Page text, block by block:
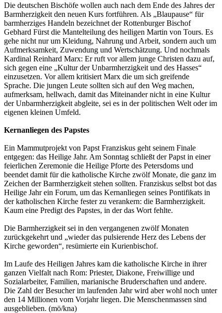
Die deutschen Bischöfe wollen auch nach dem Ende des Jahres der
Barmherzigkeit den neuen Kurs fortführen. Als „Blaupause“ für
barmherziges Handeln bezeichnet der Rottenburger Bischof
Gebhard Fürst die Mantelteilung des heiligen Martin von Tours. Es
gehe nicht nur um Kleidung, Nahrung und Arbeit, sondern auch um
Aufmerksamkeit, Zuwendung und Wertschätzung. Und nochmals
Kardinal Reinhard Marx: Er ruft vor allem junge Christen dazu auf,
sich gegen eine „Kultur der Unbarmherzigkeit und des Hasses“
einzusetzen. Vor allem kritisiert Marx die um sich greifende
Sprache. Die jungen Leute sollten sich auf den Weg machen,
aufmerksam, hellwach, damit das Miteinander nicht in eine Kultur
der Unbarmherzigkeit abgleite, sei es in der politischen Welt oder im
eigenen kleinen Umfeld.
Kernanliegen des Papstes
Ein Mammutprojekt von Papst Franziskus geht seinem Finale
entgegen: das Heilige Jahr. Am Sonntag schließt der Papst in einer
feierlichen Zeremonie die Heilige Pforte des Petersdoms und
beendet damit für die katholische Kirche zwölf Monate, die ganz im
Zeichen der Barmherzigkeit stehen sollten. Franziskus selbst bot das
Heilige Jahr ein Forum, um das Kernanliegen seines Pontifikats in
der katholischen Kirche fester zu verankern: die Barmherzigkeit.
Kaum eine Predigt des Papstes, in der das Wort fehlte.
Die Barmherzigkeit sei in den vergangenen zwölf Monaten
zurückgekehrt und „wieder das pulsierende Herz des Lebens der
Kirche geworden“, resümierte ein Kurienbischof.
Im Laufe des Heiligen Jahres kam die katholische Kirche in ihrer
ganzen Vielfalt nach Rom: Priester, Diakone, Freiwillige und
Sozialarbeiter, Familien, marianische Bruderschaften und andere.
Die Zahl der Besucher im laufenden Jahr wird aber wohl noch unter
den 14 Millionen vom Vorjahr liegen. Die Menschenmassen sind
ausgeblieben. (mö/kna)